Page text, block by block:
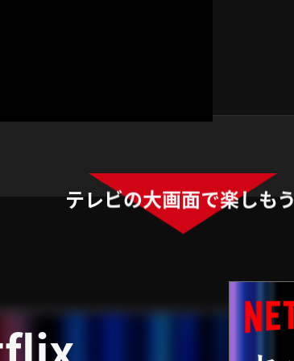
テレビの大画面で楽しもう